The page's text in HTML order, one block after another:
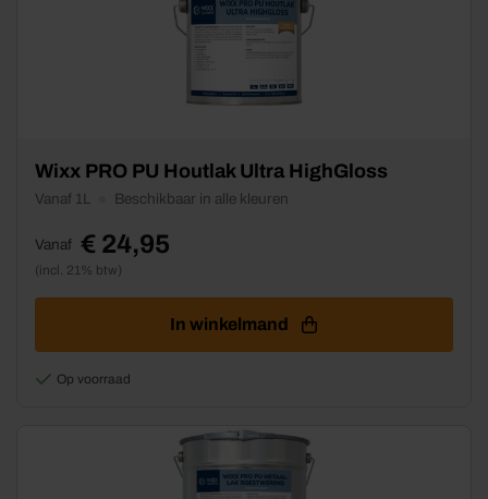
Wixx PRO PU Houtlak Ultra HighGloss
Vanaf 1L Beschikbaar in alle kleuren
Vanaf € 24,95
(incl. 21% btw)
In winkelmand
Dit
heeft
variaties.
Deze
optie
op Op voorraad